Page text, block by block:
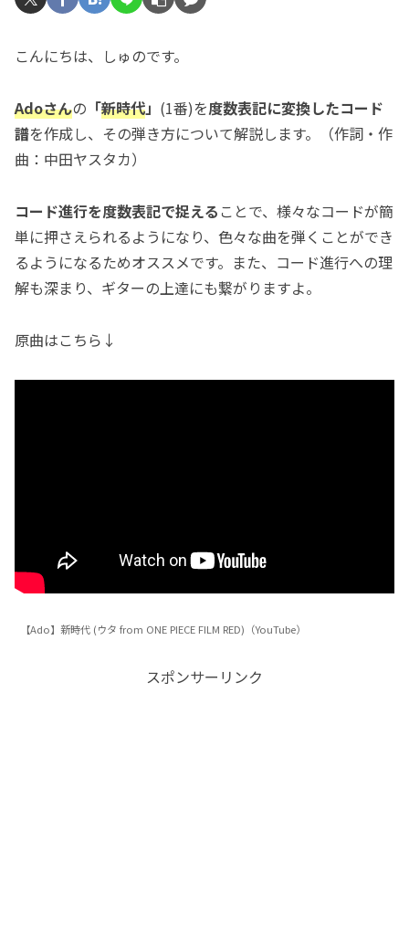
こんにちは、しゅのです。
Adoさんの 「新時代」 (1番)を度数表記に変換したコード
譜を作成し、その弾き方について解説します。（作詞・作
曲：中田ヤスタカ）
コード進行を度数表記で捉える ことで、様々なコードが簡
単に押さえられるようになり、色々な曲を弾くことができ
るようになるためオススメです。また、コード進行への理
解も深まり、ギターの上達にも繋がりますよ。
原曲はこちら↓
【Ado】新時代 (ウタ from ONE PIECE FILM RED)（YouTube）
スポンサーリンク